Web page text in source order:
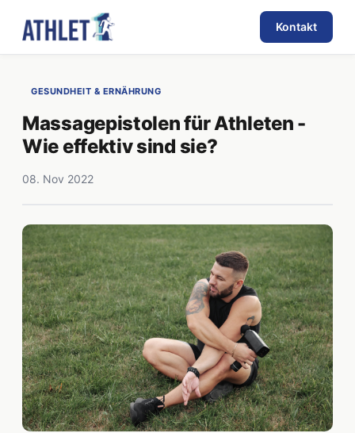
Kontakt
GESUNDHEIT & ERNÄHRUNG
Massagepistolen für Athleten -
Wie effektiv sind sie?
08. Nov 2022